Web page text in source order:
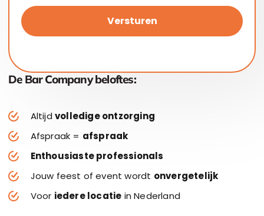
De Bar Company beloftes:
Altijd volledige ontzorging
Afspraak = afspraak
Enthousiaste professionals
Jouw feest of event wordt onvergetelijk
Voor iedere locatie in Nederland
Versturen